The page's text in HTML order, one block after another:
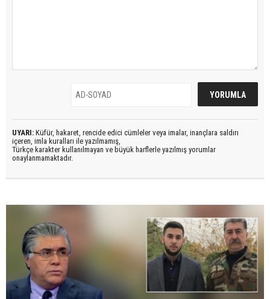
UYARI: Küfür, hakaret, rencide edici cümleler veya imalar, inançlara saldırı
içeren, imla kuralları ile yazılmamış,
Türkçe karakter kullanılmayan ve büyük harflerle yazılmış yorumlar
onaylanmamaktadır.